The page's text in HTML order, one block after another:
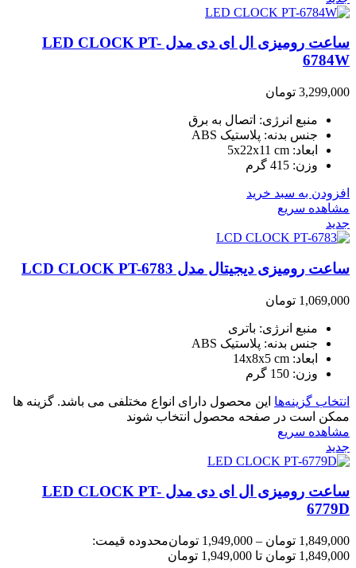
ساعت رومیزی ال ای دی مدل LED CLOCK PT-
6784W
3,299,000 تومان
منبع انرژی: اتصال به برق
جنس بدنه: پلاستیک ABS
ابعاد: 5x22x11 cm
وزن: 415 گرم
افزودن به سبد خرید
مشاهده سریع
جدید
ساعت رومیزی دیجیتال مدل LCD CLOCK PT-6783
1,069,000 تومان
منبع انرژی: باتری
جنس بدنه: پلاستیک ABS
ابعاد: 14x8x5 cm
وزن: 150 گرم
انتخاب گزینه‌ها این محصول دارای انواع مختلفی می باشد. گزینه ها
ممکن است در صفحه محصول انتخاب شوند
مشاهده سریع
جدید
ساعت رومیزی ال ای دی مدل LED CLOCK PT-
6779D
1,849,000 تومان –
1,949,000 تومانمحدوده قیمت:
1,849,000 تومان تا 1,949,000 تومان